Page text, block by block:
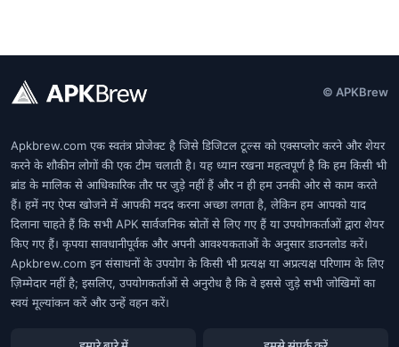
© APKBrew
Apkbrew.com एक स्वतंत्र प्रोजेक्ट है जिसे डिजिटल टूल्स को एक्सप्लोर करने और शेयर
करने के शौकीन लोगों की एक टीम चलाती है। यह ध्यान रखना महत्वपूर्ण है कि हम किसी भी
ब्रांड के मालिक से आधिकारिक तौर पर जुड़े नहीं हैं और न ही हम उनकी ओर से काम करते
हैं। हमें नए ऐप्स खोजने में आपकी मदद करना अच्छा लगता है, लेकिन हम आपको याद
दिलाना चाहते हैं कि सभी APK सार्वजनिक स्रोतों से लिए गए हैं या उपयोगकर्ताओं द्वारा शेयर
किए गए हैं। कृपया सावधानीपूर्वक और अपनी आवश्यकताओं के अनुसार डाउनलोड करें।
Apkbrew.com इन संसाधनों के उपयोग के किसी भी प्रत्यक्ष या अप्रत्यक्ष परिणाम के लिए
ज़िम्मेदार नहीं है; इसलिए, उपयोगकर्ताओं से अनुरोध है कि वे इससे जुड़े सभी जोखिमों का
स्वयं मूल्यांकन करें और उन्हें वहन करें।